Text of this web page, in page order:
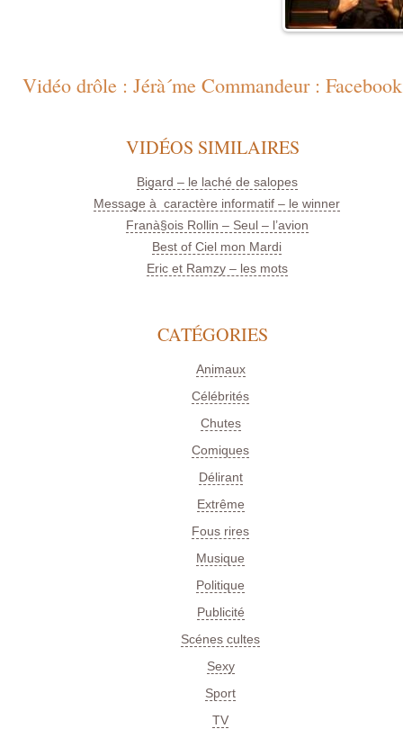
Vidéo drôle : Jérà´me Commandeur : Facebook
VIDÉOS SIMILAIRES
Bigard – le laché de salopes
Message à caractère informatif – le winner
Franà§ois Rollin – Seul – l’avion
Best of Ciel mon Mardi
Eric et Ramzy – les mots
CATÉGORIES
Animaux
Célébrités
Chutes
Comiques
Délirant
Extrême
Fous rires
Musique
Politique
Publicité
Scénes cultes
Sexy
Sport
TV